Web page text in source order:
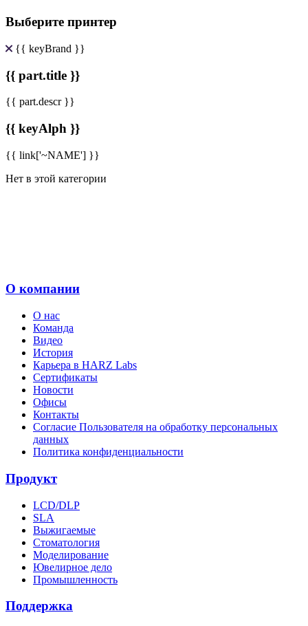
Выберите принтер
{{ keyBrand }}
{{ part.title }}
{{ part.descr }}
{{ keyAlph }}
{{ link['~NAME'] }}
Нет в этой категории
О компании
О нас
Команда
Видео
История
Карьера в HARZ Labs
Сертификаты
Новости
Офисы
Контакты
Согласие Пользователя на обработку персональных
данных
Политика конфиденциальности
Продукт
LCD/DLP
SLA
Выжигаемые
Стоматология
Моделирование
Ювелирное дело
Промышленность
Поддержка